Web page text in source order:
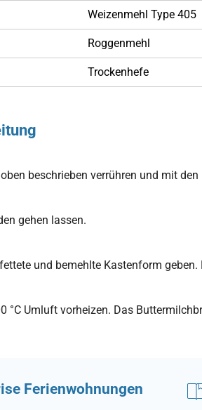
Weizenmehl Type 405
Roggenmehl
Trockenhefe
beschrieben verrühren und mit
gehen lassen.
und bemehlte Kastenform
°C Umluft vorheizen. Das
Ferienwohnungen